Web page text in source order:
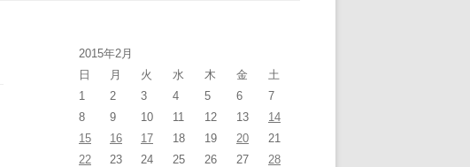
2015年2月
日
月 火 水 木 金
土
1
2 3 4 5 6
7
8
9 10 11 12 13
14
15
16 17 18 19 20
21
22
23 24 25 26 27
28